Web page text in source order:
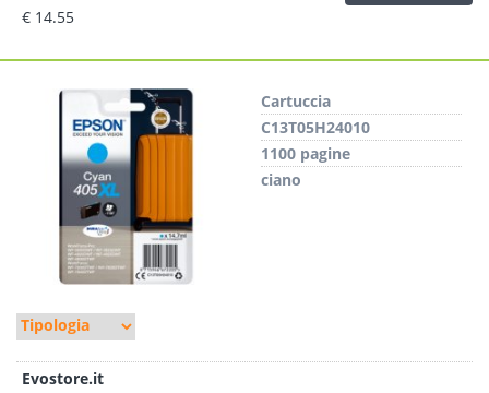
€ 14.55
Cartuccia
C13T05H24010
1100 pagine
ciano
Evostore.it